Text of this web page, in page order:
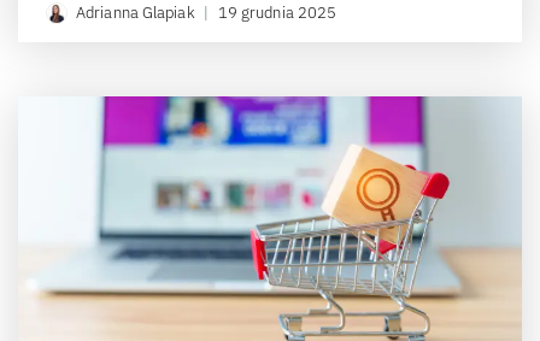
Adrianna Glapiak | 19 grudnia 2025